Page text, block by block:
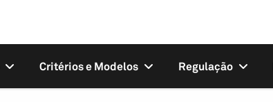
Critérios e Modelos Regulação